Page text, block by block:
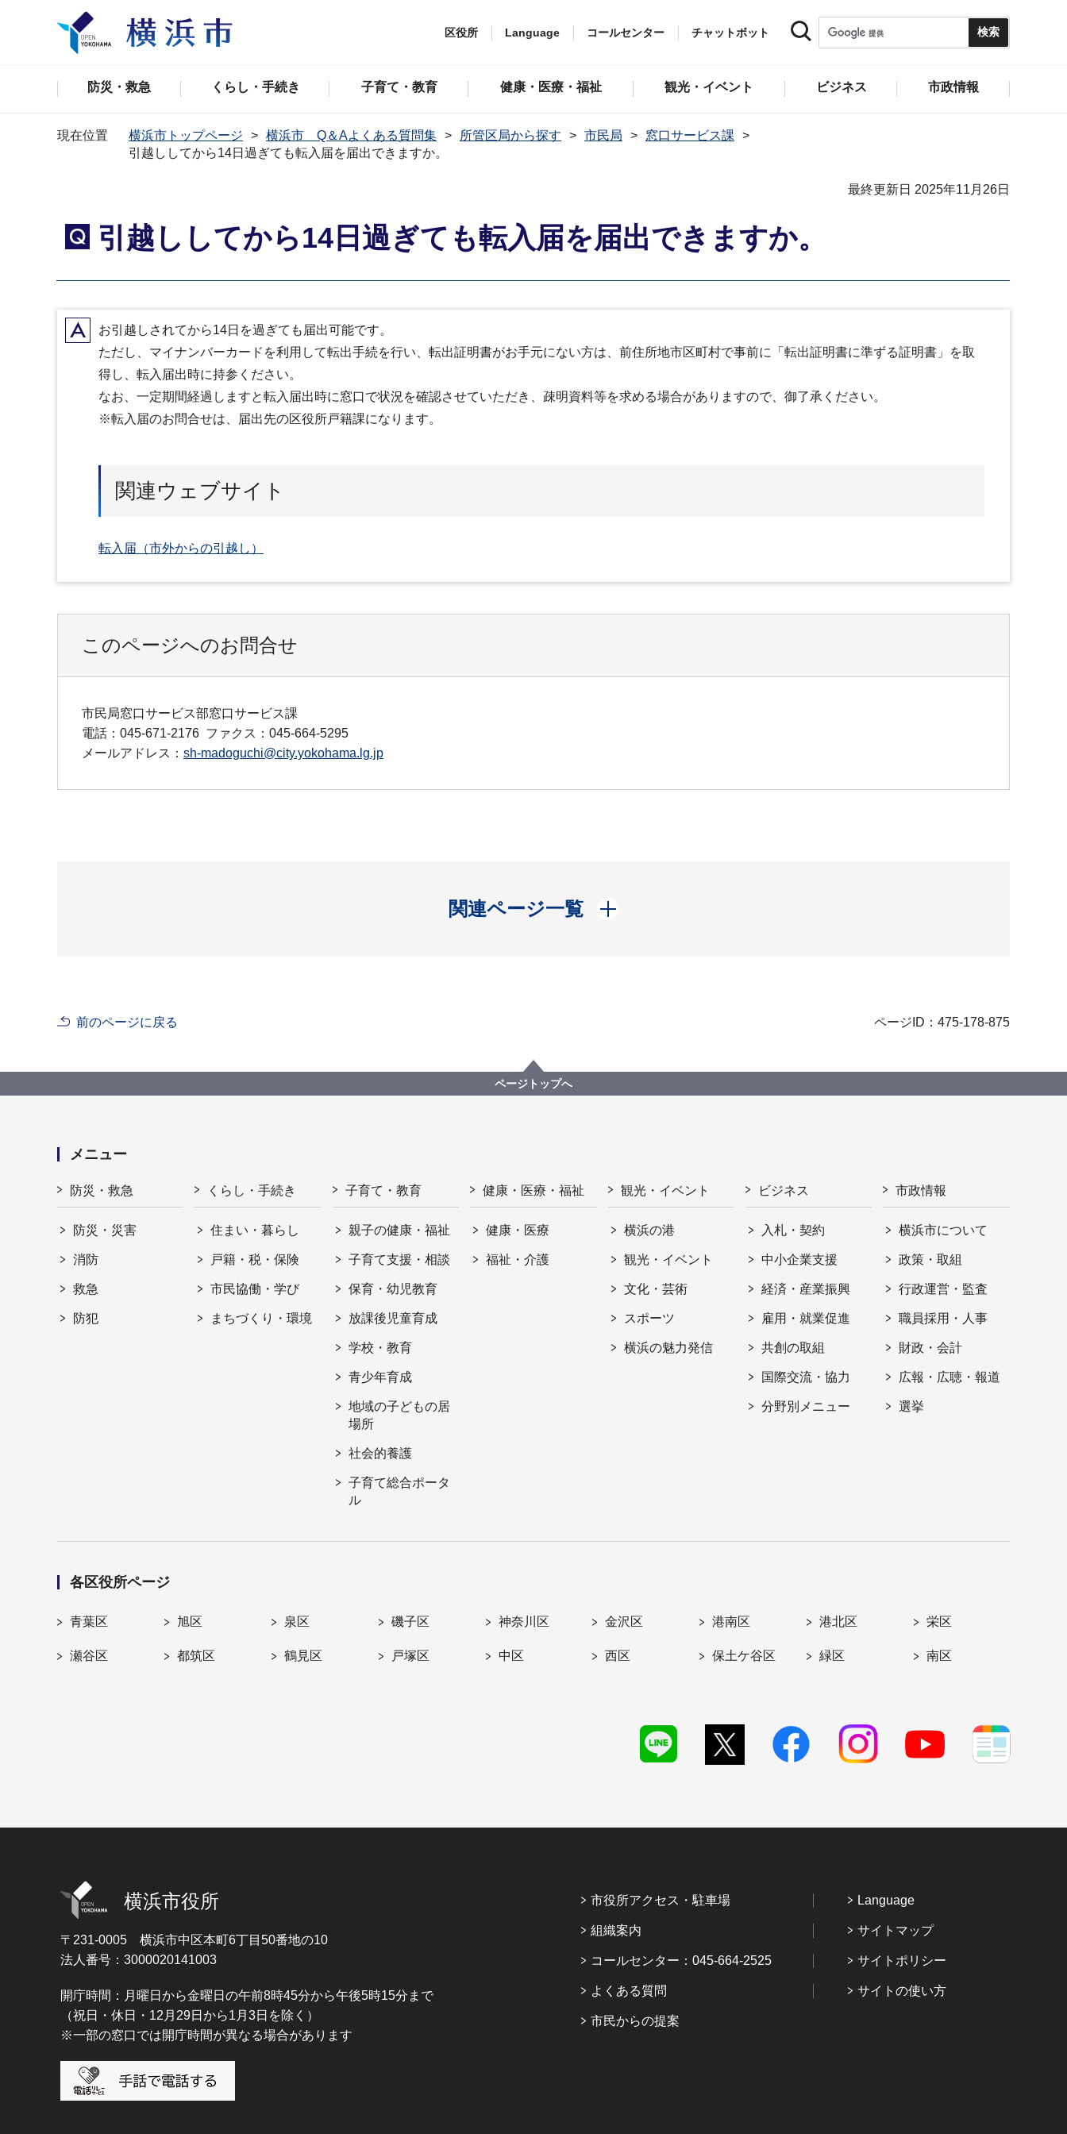
区役所 Language コールセンター チャットボット
防災・救急 くらし・手続き 子育て・教育 健康・医療・福祉 観光・イベント ビジネス 市政情報
現在位置 横浜市トップページ 横浜市 Q＆Aよくある質問集 所管区局から探す 市民局
窓口サービス課
引越ししてから14日過ぎても転入届を届出できますか。
最終更新日 2025年11月26日
Q 引越ししてから14日過ぎても転入届を届出できますか。
Aお引越しされてから14日を過ぎても届出可能です。
ただし、マイナンバーカードを利用して転出手続を行い、転出証明書がお手元にない方は、前住所地市区町村で事前に「転出証明書に準ずる証明書」を取
得し、転入届出時に持参ください。
なお、一定期間経過しますと転入届出時に窓口で状況を確認させていただき、疎明資料等を求める場合がありますので、御了承ください。
※転入届のお問合せは、届出先の区役所戸籍課になります。
関連ウェブサイト
転入届（市外からの引越し）
このページへのお問合せ
市民局窓口サービス部窓口サービス課
電話：045-671-2176 ファクス：045-664-5295
メールアドレス： sh-madoguchi@city.yokohama.lg.jp
関連ページ一覧
開く
前のページに戻る ページID：475-178-875
ページトップへ
メニュー
防災・救急
防災・災害
消防
救急
防犯
くらし・手続き
住まい・暮らし
戸籍・税・保険
市民協働・学び
まちづくり・環境
子育て・教育
親子の健康・福祉
子育て支援・相談
保育・幼児教育
放課後児童育成
学校・教育
青少年育成
地域の子どもの居
場所
社会的養護
子育て総合ポータ
ル
健康・医療・福祉
健康・医療
福祉・介護
観光・イベント
横浜の港
観光・イベント
文化・芸術
スポーツ
横浜の魅力発信
ビジネス
入札・契約
中小企業支援
経済・産業振興
雇用・就業促進
共創の取組
国際交流・協力
分野別メニュー
市政情報
横浜市について
政策・取組
行政運営・監査
職員採用・人事
財政・会計
広報・広聴・報道
選挙
各区役所ページ
青葉区 旭区 泉区 磯子区 神奈川区 金沢区 港南区 港北区 栄区
瀬谷区 都筑区 鶴見区 戸塚区 中区 西区 保土ケ谷区 緑区 南区
横浜市役所
〒231-0005 横浜市中区本町6丁目50番地の10
法人番号：3000020141003
開庁時間：月曜日から金曜日の午前8時45分から午後5時15分まで
（祝日・休日・12月29日から1月3日を除く）
※一部の窓口では開庁時間が異なる場合があります
市役所アクセス・駐車場
組織案内
コールセンター：045-664-2525
よくある質問
市民からの提案
Language
サイトマップ
サイトポリシー
サイトの使い方